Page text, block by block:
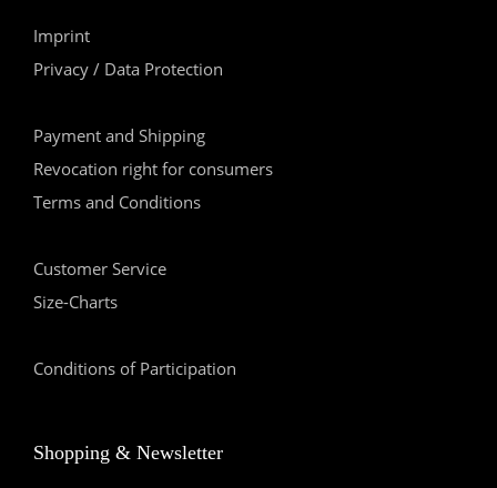
Imprint
Privacy / Data Protection
Payment and Shipping
Revocation right for consumers
Terms and Conditions
Customer Service
Size-Charts
Conditions of Participation
Shopping & Newsletter